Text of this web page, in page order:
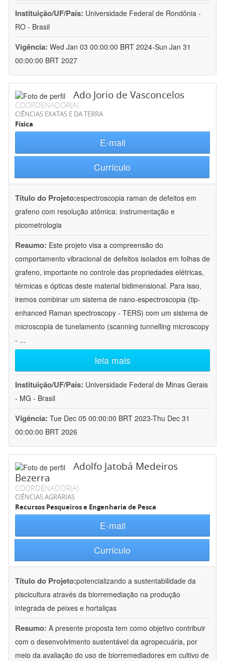
Instituição/UF/País: Universidade Federal de Rondônia -
RO - Brasil
Vigência: Wed Jan 03 00:00:00 BRT 2024-Sun Jan 31
00:00:00 BRT 2027
Ado Jorio de Vasconcelos
COORDENADOR(A)
CIÊNCIAS EXATAS E DA TERRA
Física
E-mail
Currículo
Título do Projeto:espectroscopia raman de defeitos em
grafeno com resolução atômica: instrumentação e
picometrologia
Resumo: Este projeto visa a compreensão do
comportamento vibracional de defeitos isolados em folhas de
grafeno, importante no controle das propriedades elétricas,
térmicas e ópticas deste material bidimensional. Para isso,
iremos combinar um sistema de nano-espectroscopia (tip-
enhanced Raman spectroscopy - TERS) com um sistema de
microscopia de tunelamento (scanning tunnelling microscopy
- ...
leia mais
Instituição/UF/País: Universidade Federal de Minas Gerais
- MG - Brasil
Vigência: Tue Dec 05 00:00:00 BRT 2023-Thu Dec 31
00:00:00 BRT 2026
Adolfo Jatobá Medeiros
Bezerra
COORDENADOR(A)
CIÊNCIAS AGRÁRIAS
Recursos Pesqueiros e Engenharia de Pesca
E-mail
Currículo
Título do Projeto:potencializando a sustentabilidade da
piscicultura através da biorremediação na produção
integrada de peixes e hortaliças
Resumo: A presente proposta tem como objetivo contribuir
com o desenvolvimento sustentável da agropecuária, por
meio da avaliação do uso de biorremediadores em cultivo de